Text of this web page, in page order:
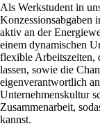
Als Werkstudent in
Konzessionsabgaben
aktiv an der
einem dynamischen
flexible Arbeitszeiten,
lassen, sowie die
eigenverantwortlich
Unternehmenskultur
Zusammenarbeit,
kannst.